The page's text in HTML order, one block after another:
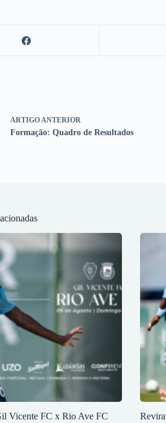
ARTIGO ANTERIOR
Formação: Quadro de Resultados
Vicente FC x Rio Ave FC